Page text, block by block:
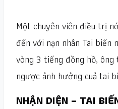
Một chuyên viên điều trị
đến với nạn nhân Tai biến
vòng 3 tiếng đồng hồ,
ngược ảnh hưởng cuả tai
NHẬN DIỆN – TAI